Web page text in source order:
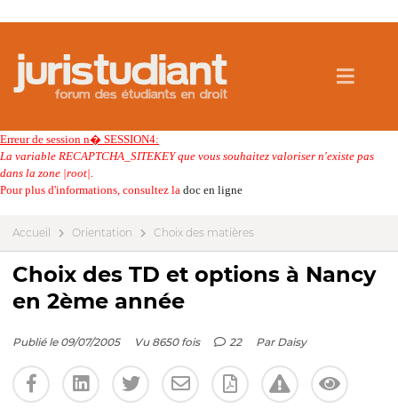
Erreur de session n� SESSION4:
La variable RECAPTCHA_SITEKEY que vous souhaitez valoriser n'existe pas
dans la zone |root|.
Pour plus d'informations, consultez la doc en ligne
Accueil Orientation Choix des matières
Choix des TD et options à Nancy
en 2ème année
Publié le 09/07/2005 Vu 8650 fois 22 Par Daisy